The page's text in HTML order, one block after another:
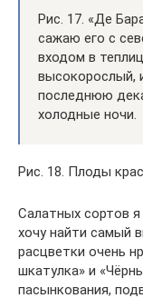
Рис. 17. «Де
сажаю его с
входом в
высокорослый,
последнюю
холодные ночи.
Рис. 18. Плоды
Салатных сортов
хочу найти самый
расцветки очень
шкатулка» и
пасынкования,